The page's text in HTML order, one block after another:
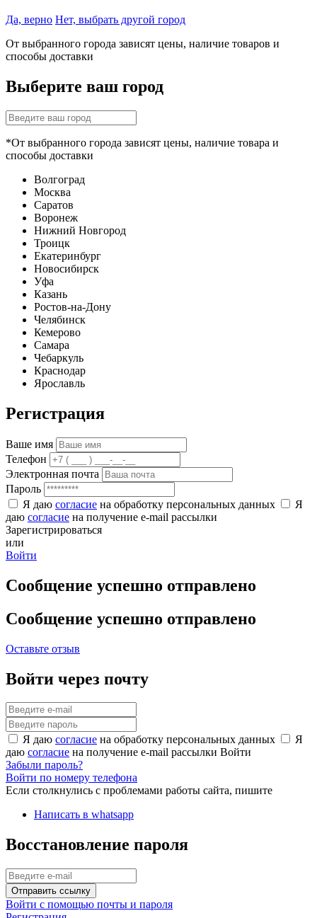
Да, верно Нет, выбрать другой город
От выбранного города зависят цены, наличие товаров и
способы доставки
Выберите ваш город
*От выбранного города зависят цены, наличие товара и
способы доставки
Волгоград
Москва
Саратов
Воронеж
Нижний Новгород
Троицк
Екатеринбург
Новосибирск
Уфа
Казань
Ростов-на-Дону
Челябинск
Кемерово
Самара
Чебаркуль
Краснодар
Ярославль
Регистрация
Ваше имя
Телефон
Электронная почта
Пароль
Я даю согласие на обработку персональных данных
Я
даю согласие на получение e-mail рассылки
Зарегистрироваться
или
Войти
Сообщение успешно отправлено
Сообщение успешно отправлено
Оставьте отзыв
Войти через почту
Я даю согласие на обработку персональных данных
Я
даю согласие на получение e-mail рассылки Войти
Забыли пароль?
Войти по номеру телефона
Если столкнулись с проблемами работы сайта, пишите
Написать в whatsapp
Восстановление пароля
Отправить ссылку
Войти с помощью почты и пароля